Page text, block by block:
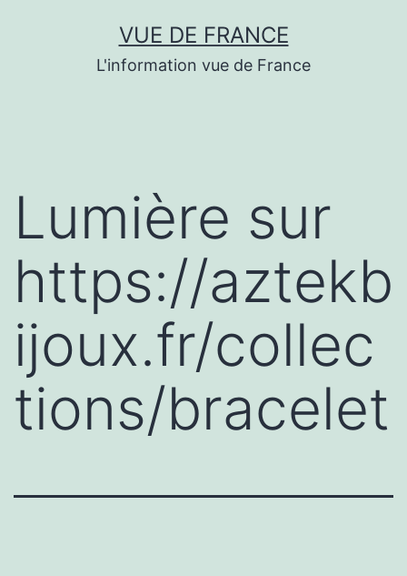
VUE DE FRANCE
L'information vue de France
Lumière sur
https://aztekb
ijoux.fr/collec
tions/bracelet